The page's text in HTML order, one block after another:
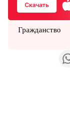
Гражданство